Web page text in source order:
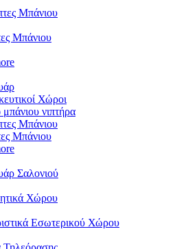
Μπάνιου
Μπάνιου
Χώροι
νιπτήρα
Μπάνιου
Μπάνιου
Σαλονιού
Χώρου
Εσωτερικού Χώρου